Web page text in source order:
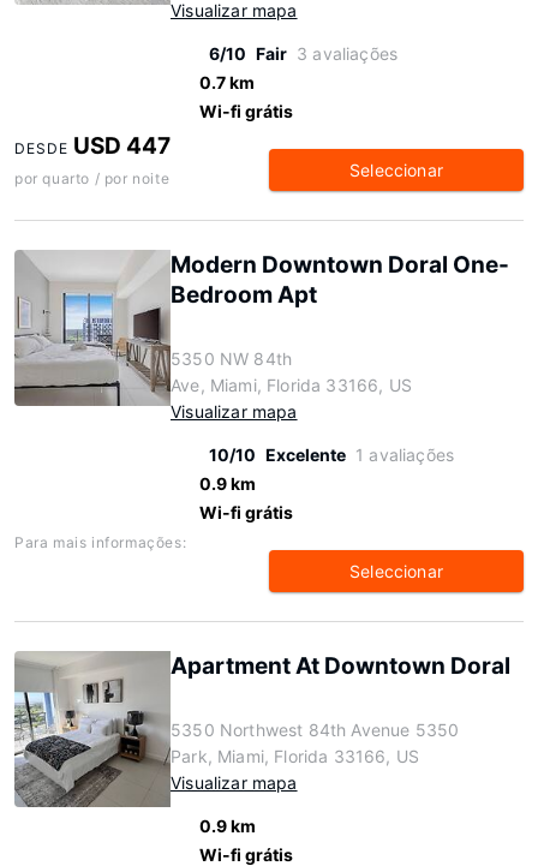
Visualizar mapa
6/10 Fair 3 avaliações
0.7 km
Wi-fi grátis
DESDE USD 447
por quarto / por noite Seleccionar
Modern Downtown Doral One-
Bedroom Apt
5350 NW 84th
Ave, Miami, Florida 33166, US
Visualizar mapa
10/10 Excelente 1 avaliações
0.9 km
Wi-fi grátis
Para mais informações:
Seleccionar
Apartment At Downtown Doral
5350 Northwest 84th Avenue 5350
Park, Miami, Florida 33166, US
Visualizar mapa
0.9 km
Wi-fi grátis